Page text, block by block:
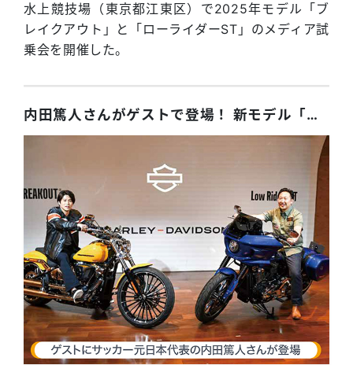
水上競技場（東京都江東区）で2025年モデル「ブ
レイクアウト」と「ローライダーST」のメディア試
乗会を開催した。
内田篤人さんがゲストで登場！ 新モデル「ブレイクアウト」「ローライダーST」日本初公開